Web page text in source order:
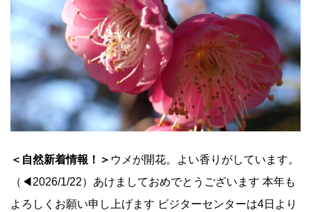
＜自然新着情報！＞ ウメが開花。よい香りがしています。
（◀2026/1/22）あけましておめでとうございます 本年も
よろしくお願い申し上げます ビジターセンターは4日より